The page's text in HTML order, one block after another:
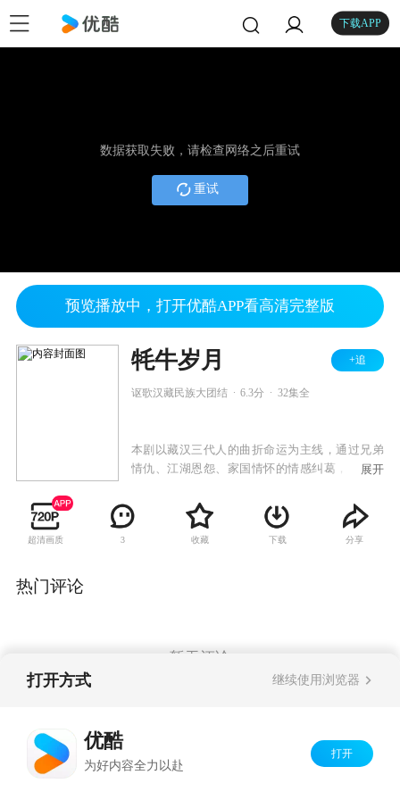
下载APP
数据获取失败，请检查网络之后重试
重试
预览播放中，打开优酷APP看高清完整版
牦牛岁月 +追
讴歌汉藏民族大团结 6.3分 32集全
本剧以藏汉三代人的曲折命运为主线，通过兄弟
情仇、江湖恩怨、家国情怀的情感纠葛，真实再
大情大爱大义所付出的牺牲，谱写了一曲民族团
结之歌。
展开
超清画质 3 收藏 下载 分享
热门评论
暂无评论
打开方式 继续使用浏览器
优酷
为好内容全力以赴
打开